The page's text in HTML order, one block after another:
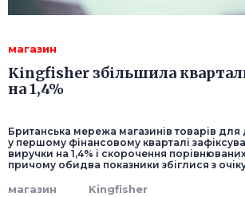
магазин
Kingfisher збільшила
на 1,4%
Британська мережа магазинів товарів
у першому фінансовому кварталі
виручки на 1,4% і скорочення
причому обидва показники збіглися з
магазин Kingfisher